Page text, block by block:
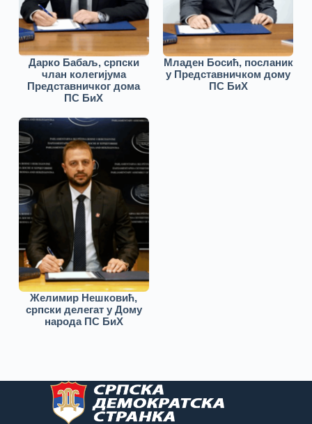
Дарко Бабаљ, српски
члан колегијума
Представничког дома
ПС БиХ
Младен Босић, посланик
у Представничком дому
ПС БиХ
Желимир Нешковић,
српски делегат у Дому
народа ПС БиХ